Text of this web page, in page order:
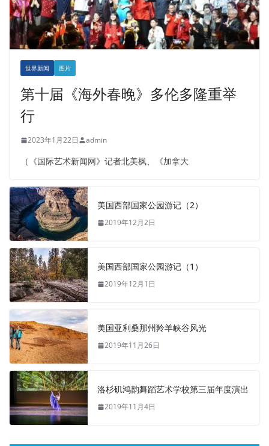
世界新闻 图片
第十届《海外春晚》多伦多隆重举
行
2023年1月22日 admin
（《国际艺术新闻网》记者北美枫、《加拿大
美国西部国家公园游记（2）
2019年12月2日
美国西部国家公园游记（1）
2019年12月1日
美国亚利桑那州羚羊峡谷风光
2019年11月26日
洛杉矶鸿韵舞蹈艺术学校第三届年度演出
2019年11月4日